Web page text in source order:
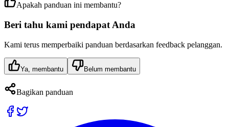
Apakah panduan ini membantu?
Beri tahu kami pendapat Anda
Kami terus memperbaiki panduan berdasarkan feedback pelanggan.
Ya, membantu Belum membantu
Bagikan panduan